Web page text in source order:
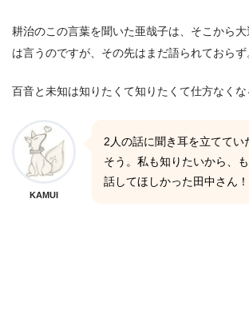
耕治のこの言葉を聞いた亜哉子は、そこから
は言うのですが、その先はまだ語られておらず
百音と未知は知りたくて知りたくて仕方なくな
KAMUI
2人の話に聞き耳を立ててい
そう。私も知りたいから、
話してほしかった田中さん！